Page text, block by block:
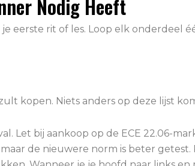
Nodig Heeft
eerste rit of les. Loop elk onderdeel
kopen. Niets anders op deze lijst
Let bij aankoop op de ECE 22.06-
de nieuwere norm is beter getest.